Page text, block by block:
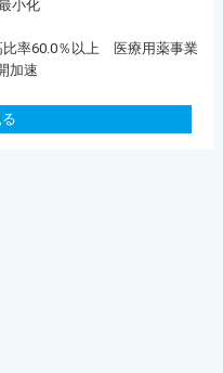
小化
率60.0％以上 医療用薬事業
加速